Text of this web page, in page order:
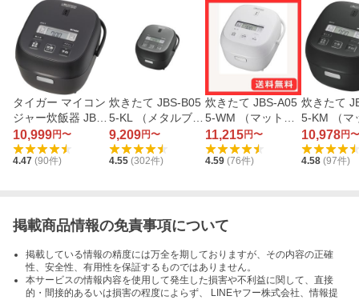
タイガー マイコン
ジャー炊飯器 JBS-
G055-KM（マット
ブラック）
10,999円〜
4.47 (90件)
炊きたて JBS-B05
5-KL （メタルブラ
ック）
9,209円〜
4.55 (302件)
炊きたて JBS-A05
5-WM （マットホ
ワイト）
11,215円〜
4.59 (76件)
炊きたて
5-KM （マ
ラック）
10,978円〜
4.58 (97件)
掲載商品情報の免責事項について
掲載している情報の精度には万全を期しておりますが、その内容の正確
性、安全性、有用性を保証するものではありません。
本サービスの情報内容を使用して発生した損害や不利益に関して、直接
的・間接的あるいは損害の程度によらず、 LINEヤフー株式会社、情報提